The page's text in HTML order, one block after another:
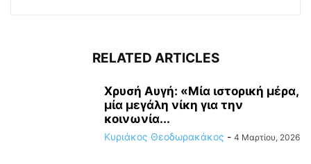
RELATED ARTICLES
Χρυσή Αυγή: «Μία ιστορική μέρα,
μία μεγάλη νίκη για την
κοινωνία...
Κυριάκος Θεοδωρακάκος - 4 Μαρτίου, 2026